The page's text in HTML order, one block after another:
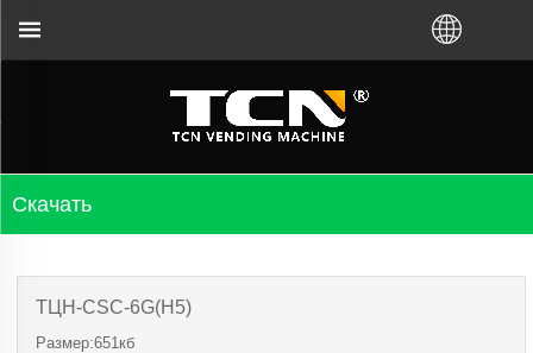
Скачать
ТЦН-CSC-6G(H5)
Размер:651кб
по торговому автомату и устранении